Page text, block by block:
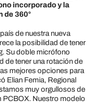
incorporado y la
de 360°
de nuestra nueva
la posibilidad de tener
Su doble micrófono
de tener una rotación de
mejores opciones para
Elian Femia, Regional
muy orgullosos de
PCBOX. Nuestro modelo